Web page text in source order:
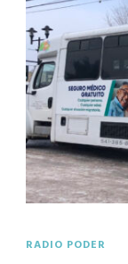
RADIO PODER